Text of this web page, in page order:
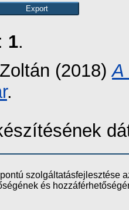
1.
(2018)A
.
szolgáltatásfejlesztése
és